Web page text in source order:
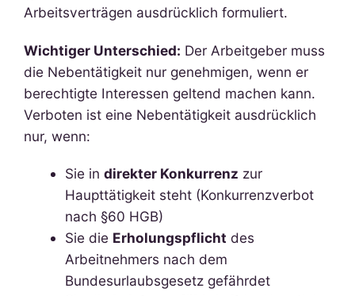
Arbeitsverträgen ausdrücklich formuliert.
Wichtiger Unterschied: Der Arbeitgeber muss
die Nebentätigkeit nur genehmigen, wenn er
berechtigte Interessen geltend machen kann.
Verboten ist eine Nebentätigkeit ausdrücklich
nur, wenn:
Sie in direkter Konkurrenz zur
Haupttätigkeit steht (Konkurrenzverbot
nach §60 HGB)
Sie die Erholungspflicht des
Arbeitnehmers nach dem
Bundesurlaubsgesetz gefährdet